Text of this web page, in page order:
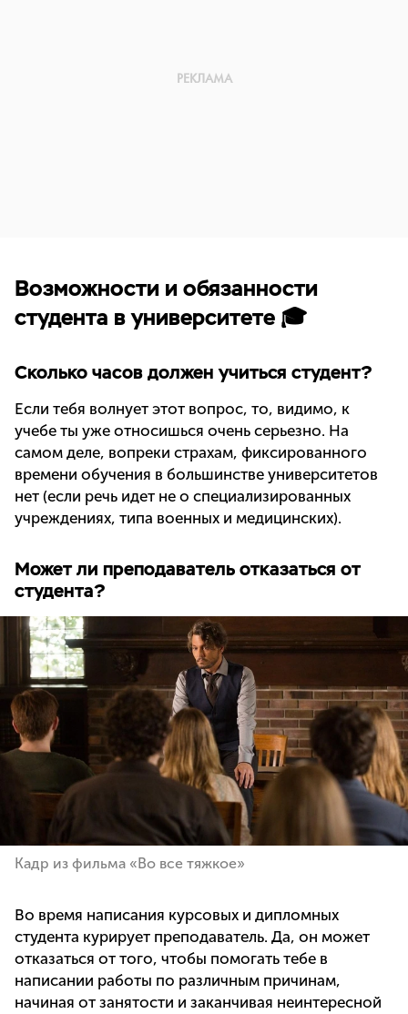
Возможности и обязанности
студента в университете 🎓
Сколько часов должен учиться студент?
Если тебя волнует этот вопрос, то, видимо, к
учебе ты уже относишься очень серьезно. На
самом деле, вопреки страхам, фиксированного
времени обучения в большинстве университетов
нет (если речь идет не о специализированных
учреждениях, типа военных и медицинских).
Может ли преподаватель отказаться от
студента?
Кадр из фильма «Во все тяжкое»
Во время написания курсовых и дипломных
студента курирует преподаватель. Да, он может
отказаться от того, чтобы помогать тебе в
написании работы по различным причинам,
начиная от занятости и заканчивая неинтересной